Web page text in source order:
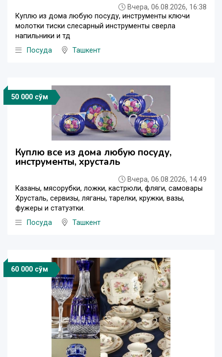
Вчера, 06.08.2026, 16:38
Куплю из дома любую посуду, инструменты ключи
молотки тиски слесарный инструменты сверла
напильники и тд
Посуда
Ташкент
50 000 сўм
Куплю все из дома любую посуду,
инструменты, хрусталь
Вчера, 06.08.2026, 14:49
Казаны, мясорубки, ложки, кастрюли, фляги, самовары
Хрусталь, сервизы, ляганы, тарелки, кружки, вазы,
фужеры и статуэтки.
Посуда
Ташкент
60 000 сўм